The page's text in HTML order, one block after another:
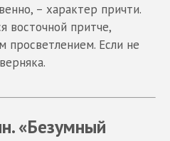
– характер причти.
восточной притче,
просветлением. Если не
«Безумный